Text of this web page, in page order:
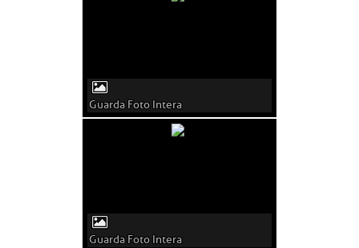
Guarda Foto Intera
Guarda Foto Intera